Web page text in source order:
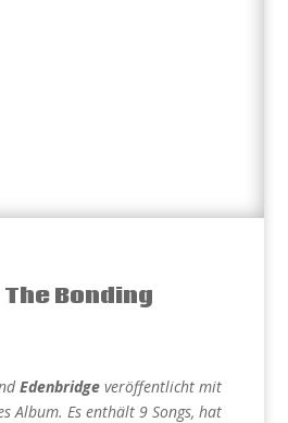
Bonding
Edenbridgeveröffentlicht mit
Album. Es enthält 9 Songs, hat